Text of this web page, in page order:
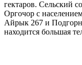
гектаров. Сельский
Оргочор с
Айрык 267 и
находится большая